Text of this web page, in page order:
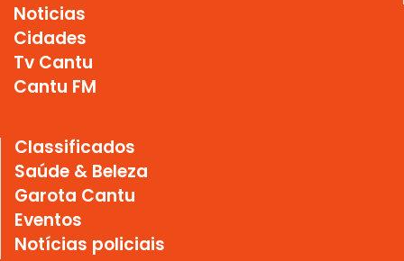
Noticias
Cidades
Tv Cantu
Cantu FM
Classificados
Saúde & Beleza
Garota Cantu
Eventos
Notícias policiais